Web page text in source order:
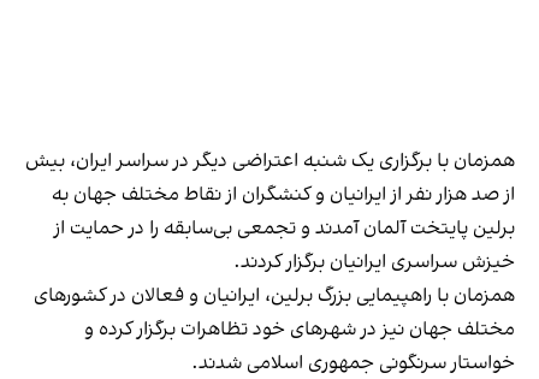
همزمان با برگزاری یک شنبه اعتراضی دیگر در سراسر ایران، بیش
از صد هزار نفر از ایرانیان و کنشگران از نقاط مختلف جهان به
برلین پایتخت آلمان آمدند و تجمعی بی‌سابقه را در حمایت از
خیزش سراسری ایرانیان برگزار کردند.
همزمان با راهپیمایی بزرگ برلین، ایرانیان و فعالان در کشورهای
مختلف جهان نیز در شهرهای خود تظاهرات برگزار کرده و
خواستار سرنگونی جمهوری اسلامی شدند.